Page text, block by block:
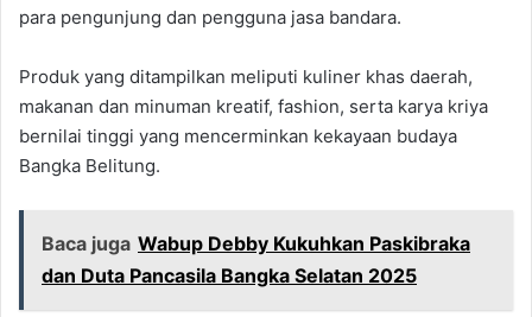
para pengunjung dan pengguna jasa bandara.
Produk yang ditampilkan meliputi kuliner khas daerah,
makanan dan minuman kreatif, fashion, serta karya kriya
bernilai tinggi yang mencerminkan kekayaan budaya
Bangka Belitung.
Baca juga Wabup Debby Kukuhkan Paskibraka
dan Duta Pancasila Bangka Selatan 2025